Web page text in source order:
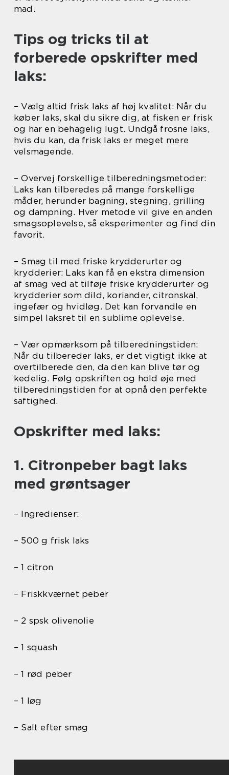
mad.
Tips og tricks til at
forberede opskrifter med
laks:
– Vælg altid frisk laks af høj kvalitet: Når du
køber laks, skal du sikre dig, at fisken er frisk
og har en behagelig lugt. Undgå frosne laks,
hvis du kan, da frisk laks er meget mere
velsmagende.
– Overvej forskellige tilberedningsmetoder:
Laks kan tilberedes på mange forskellige
måder, herunder bagning, stegning, grilling
og dampning. Hver metode vil give en anden
smagsoplevelse, så eksperimenter og find din
favorit.
– Smag til med friske krydderurter og
krydderier: Laks kan få en ekstra dimension
af smag ved at tilføje friske krydderurter og
krydderier som dild, koriander, citronskal,
ingefær og hvidløg. Det kan forvandle en
simpel laksret til en sublime oplevelse.
– Vær opmærksom på tilberedningstiden:
Når du tilbereder laks, er det vigtigt ikke at
overtilberede den, da den kan blive tør og
kedelig. Følg opskriften og hold øje med
tilberedningstiden for at opnå den perfekte
saftighed.
Opskrifter med laks:
1. Citronpeber bagt laks
med grøntsager
– Ingredienser:
– 500 g frisk laks
– 1 citron
– Friskkværnet peber
– 2 spsk olivenolie
– 1 squash
– 1 rød peber
– 1 løg
– Salt efter smag